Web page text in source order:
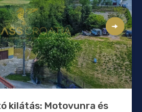
kilátás: Motovunra és